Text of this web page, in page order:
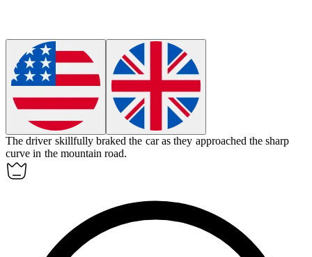
The driver skillfully braked the car as they approached the sharp
curve in the mountain road.